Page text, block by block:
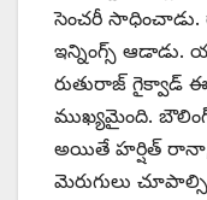
సెంచరీ
ఇన్నింగ్స్ ఆడాడు.
రుతురాజ్ గైక్వాడ్
ముఖ్యమైంది.
అయితే హర్షిత్ రానా,
మెరుగులు